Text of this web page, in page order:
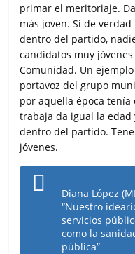
primar el meritoriaje.
más joven. Si de
dentro del partido,
candidatos muy
Comunidad. Un
portavoz del grupo
por aquella época tenía
trabaja da igual la
dentro del partido.
jóvenes.
Diana López
“Nuestro
servicios
como la
pública”